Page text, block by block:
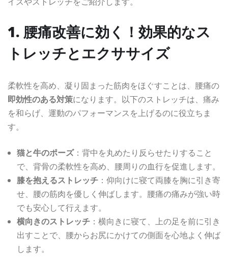
1. 腰痛改善に効く！効果的なス
トレッチとエクササイズ
柔軟性を高め、凝り固まった筋肉をほぐすことは、腰痛の
即効性のある対策になります。以下のストレッチは、痛み
を和らげ、運動のパフォーマンスを上げるのに役立ちま
す。
猫と牛のポーズ：背中を丸めたり反らせたりすること
で、背骨の柔軟性を高め、腰周りの血行を促進します。
膝を抱えるストレッチ ：仰向けに寝て両膝を胸に引き寄
せ、腰の筋肉を優しく伸ばします。腰痛の痛みが強い時
でも安心して行えます。
横向きのストレッチ ：横向きに寝て、上の足を前に引き
出すことで、腰からお尻にかけての側面を心地よく伸ば
します。